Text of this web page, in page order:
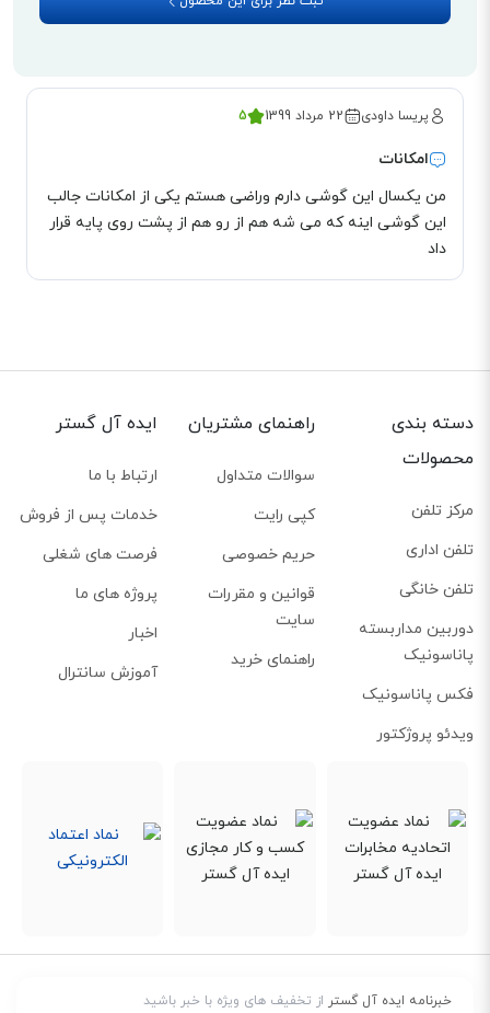
پریسا داودی 22 مرداد 1399 5
امکانات
من یکسال این گوشی دارم وراضی هستم یکی از امکانات جالب
این گوشی اینه که می شه هم از رو هم از پشت روی پایه قرار
داد
دسته بندی
محصولات
مرکز تلفن
تلفن اداری
تلفن خانگی
دوربین مداربسته
پاناسونیک
فکس پاناسونیک
ویدئو پروژکتور
راهنمای مشتریان
سوالات متداول
کپی رایت
حریم خصوصی
قوانین و مقررات
سایت
راهنمای خرید
ایده آل گستر
ارتباط با ما
خدمات پس از فروش
فرصت های شغلی
پروژه های ما
اخبار
آموزش سانترال
خبرنامه ایده آل گستراز تخفیف های ویژه با خبر باشید